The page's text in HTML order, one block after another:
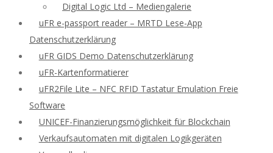
Digital Logic Ltd – Mediengalerie
uFR e-passport reader – MRTD Lese-App
Datenschutzerklärung
uFR GIDS Demo Datenschutzerklärung
uFR-Kartenformatierer
uFR2File Lite – NFC RFID Tastatur Emulation Freie
Software
UNICEF-Finanzierungsmöglichkeit für Blockchain
Verkaufsautomaten mit digitalen Logikgeräten